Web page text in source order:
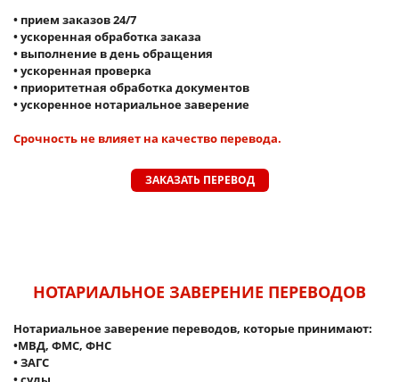
• прием заказов 24/7
• ускоренная обработка заказа
• выполнение в день обращения
• ускоренная проверка
• приоритетная обработка документов
• ускоренное нотариальное заверение
Срочность не влияет на качество перевода.
ЗАКАЗАТЬ ПЕРЕВОД
НОТАРИАЛЬНОЕ ЗАВЕРЕНИЕ ПЕРЕВОДОВ
Нотариальное заверение переводов, которые принимают:
•МВД, ФМС, ФНС
• ЗАГС